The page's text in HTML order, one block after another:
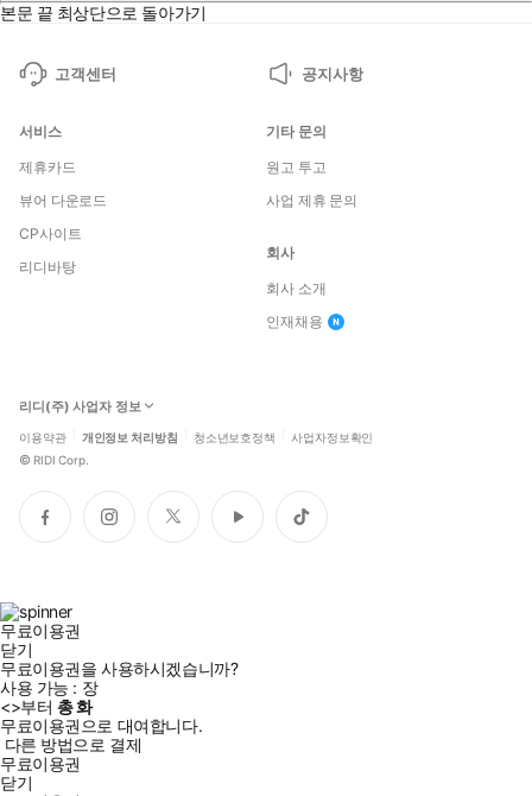
본문 끝 최상단으로 돌아가기
고객센터 공지사항
서비스
제휴카드
뷰어 다운로드
CP사이트
리디바탕
기타 문의
원고 투고
사업 제휴 문의
회사
회사 소개
인재채용
리디(주) 사업자 정보
이용약관 개인정보 처리방침 청소년보호정책 사업자정보확인
© RIDI Corp.
페
이
인
스
트
위
유
튜
틱
톡
무료이용권
닫기
무료이용권을 사용하시겠습니까?
사용 가능 : 장
<>부터 총화
무료이용권으로 대여합니다.
다른 방법으로 결제
무료이용권
닫기